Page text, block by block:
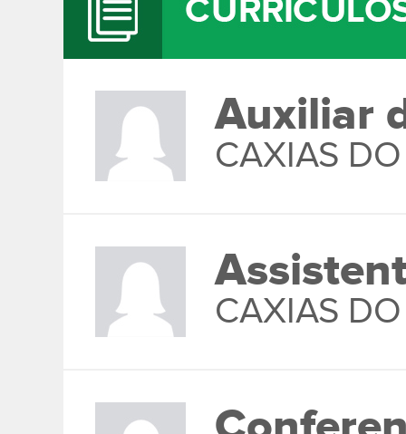
Auxiliar
CAXIAS
CAXIAS